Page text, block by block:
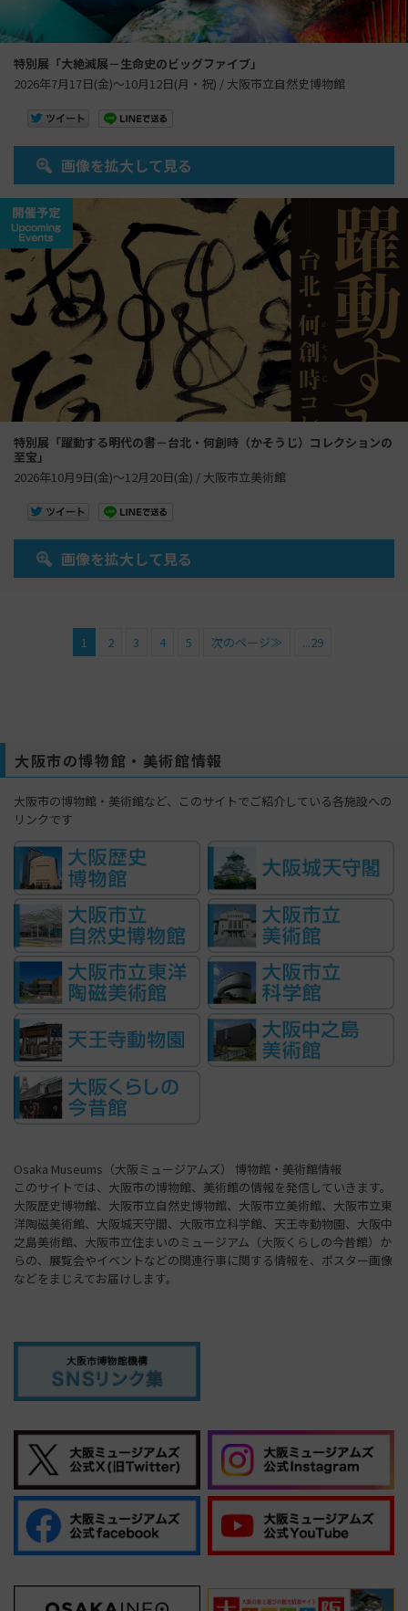
特別展「大絶滅展－生命史のビッグファイブ」
2026年7月17日(金)～10月12日(月・祝) / 大阪市立自然史博物館
画像を拡大して見る
特別展「躍動する明代の書－台北・何創時（かそうじ）コレクションの
至宝」
2026年10月9日(金)～12月20日(金) / 大阪市立美術館
画像を拡大して見る
1 2 3 4 5 次のページ≫ ...29
大阪市の博物館・美術館情報
大阪市の博物館・美術館など、このサイトでご紹介している各施設への
リンクです
Osaka Museums（大阪ミュージアムズ） 博物館・美術館情報
このサイトでは、大阪市の博物館、美術館の情報を発信していきます。
大阪歴史博物館、大阪市立自然史博物館、大阪市立美術館、大阪市立東
洋陶磁美術館、大阪城天守閣、大阪市立科学館、天王寺動物園、大阪中
之島美術館、大阪市立住まいのミュージアム（大阪くらしの今昔館）か
らの、展覧会やイベントなどの関連行事に関する情報を、ポスター画像
などをまじえてお届けします。